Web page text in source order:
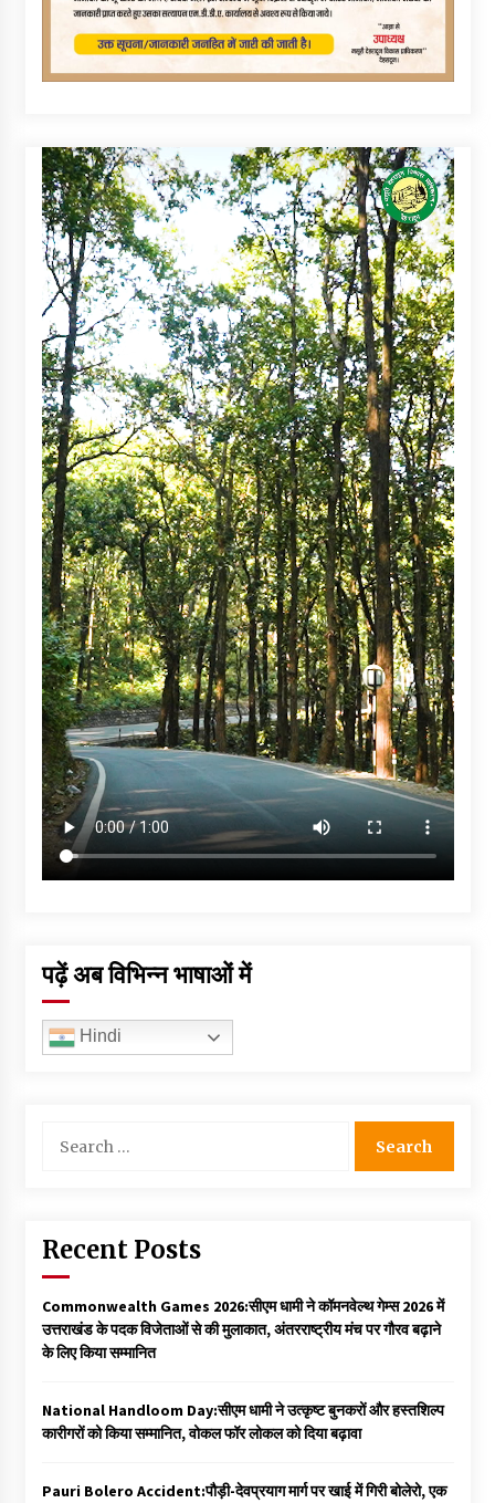
पढ़ें अब विभिन्न भाषाओं में
Hindi
for:
Recent Posts
Commonwealth Games 2026:सीएम धामी ने कॉमनवेल्थ गेम्स 2026 में
उत्तराखंड के पदक विजेताओं से की मुलाकात, अंतरराष्ट्रीय मंच पर गौरव बढ़ाने
के लिए किया सम्मानित
National Handloom Day:सीएम धामी ने उत्कृष्ट बुनकरों और हस्तशिल्प
कारीगरों को किया सम्मानित, वोकल फॉर लोकल को दिया बढ़ावा
Pauri Bolero Accident:पौड़ी-देवप्रयाग मार्ग पर खाई में गिरी बोलेरो, एक